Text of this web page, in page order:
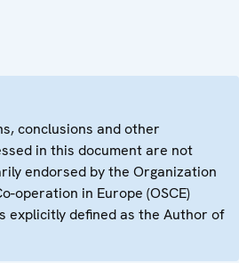
conclusions and other
in this document are not
endorsed by the Organization
operation in Europe (OSCE)
explicitly defined as the Author of